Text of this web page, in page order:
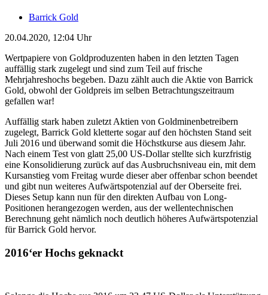
Barrick Gold
20.04.2020, 12:04 Uhr
Wertpapiere von Goldproduzenten haben in den letzten Tagen
auffällig stark zugelegt und sind zum Teil auf frische
Mehrjahreshochs begeben. Dazu zählt auch die Aktie von Barrick
Gold, obwohl der Goldpreis im selben Betrachtungszeitraum
gefallen war!
Auffällig stark haben zuletzt Aktien von Goldminenbetreibern
zugelegt, Barrick Gold kletterte sogar auf den höchsten Stand seit
Juli 2016 und überwand somit die Höchstkurse aus diesem Jahr.
Nach einem Test von glatt 25,00 US-Dollar stellte sich kurzfristig
eine Konsolidierung zurück auf das Ausbruchsniveau ein, mit dem
Kursanstieg vom Freitag wurde dieser aber offenbar schon beendet
und gibt nun weiteres Aufwärtspotenzial auf der Oberseite frei.
Dieses Setup kann nun für den direkten Aufbau von Long-
Positionen herangezogen werden, aus der wellentechnischen
Berechnung geht nämlich noch deutlich höheres Aufwärtspotenzial
für Barrick Gold hervor.
2016‘er Hochs geknackt